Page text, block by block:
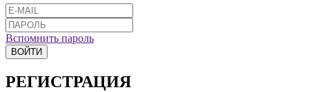
Вспомнить пароль
ВОЙТИ
РЕГИСТРАЦИЯ